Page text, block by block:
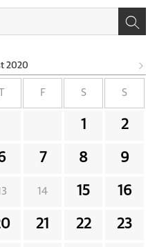
2020
F S S
1 2
7 8 9
14 15 16
21 22 23